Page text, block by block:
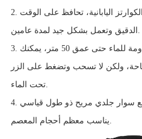
2. حفظ الوقت الدقيق: حركة الكوارتز اليابانية، تحافظ على الوقت
الدقيق وتعمل بشكل جيد لمدة عامين.
3. أداء ممتاز مقاوم للماء: ساعة مقاومة للماء حتى عمق 50 متر، يمكنك
ولكن لا تسحب وتضغط على الزر
تحت الماء.
4. الوظيفة والميزات: ساعة كوارتز مع سوار جلدي مريح ذو طول قياسي
يناسب معظم أحجام المعصم.